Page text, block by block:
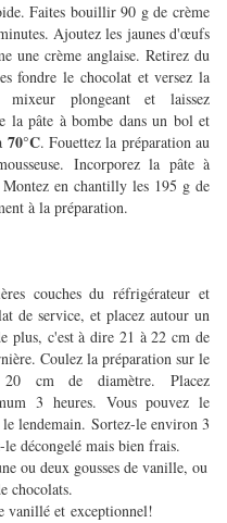
Faites bouillir 90 g de crème
Ajoutez les jaunes d'œufs
une crème anglaise. Retirez du
fondre le chocolat et versez la
mixeur plongeant et laissez
la pâte à bombe dans un bol et
70°C. Fouettez la préparation au
Incorporez la pâte à
en chantilly les 195 g de
à la préparation.
couches du réfrigérateur et
de service, et placez autour un
plus, c'est à dire 21 à 22 cm de
Coulez la préparation sur le
cm de diamètre. Placez
3 heures. Vous pouvez le
lendemain. Sortez-le environ 3
le décongelé mais bien frais.
ou deux gousses de vanille, ou
chocolats.
vanillé et exceptionnel!